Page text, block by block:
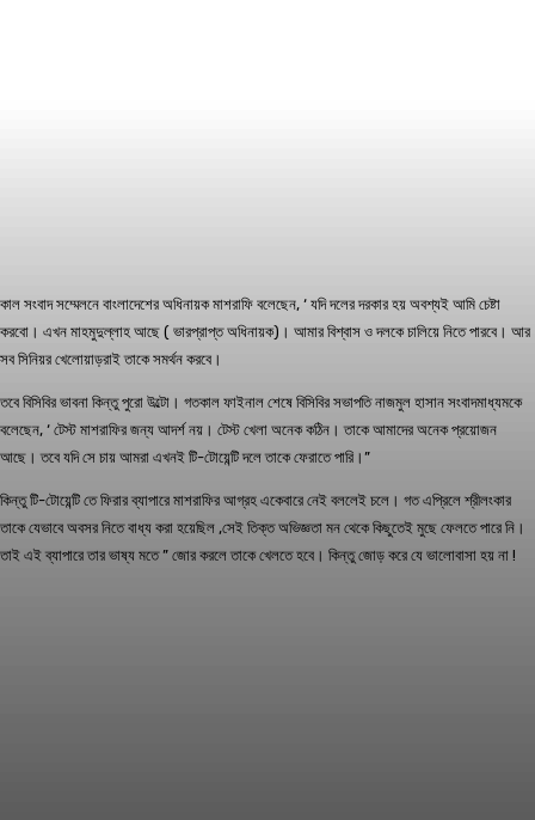
কাল সংবাদ সম্মেলনে বাংলাদেশের অধিনায়ক মাশরাফি বলেছেন, ‘ যদি দলের দরকার হয় অবশ্যই আমি চেষ্টা
করবো। এখন মাহমুদুল্লাহ আছে ( ভারপ্রাপ্ত অধিনায়ক)। আমার বিশ্বাস ও দলকে চালিয়ে নিতে পারবে। আর
সব সিনিয়র খেলোয়াড়রাই তাকে সমর্থন করবে।
তবে বিসিবির ভাবনা কিন্তু পুরো উল্টো। গতকাল ফাইনাল শেষে বিসিবির সভাপতি নাজমুল হাসান সংবাদমাধ্যমকে
বলেছেন, ‘ টেস্ট মাশরাফির জন্য আদর্শ নয়। টেস্ট খেলা অনেক কঠিন। তাকে আমাদের অনেক প্রয়োজন
আছে। তবে যদি সে চায় আমরা এখনই টি-টোয়েন্টি দলে তাকে ফেরাতে পারি।”
কিন্তু টি-টোয়েন্টি তে ফিরার ব্যাপারে মাশরাফির আগ্রহ একেবারে নেই বললেই চলে। গত এপ্রিলে শ্রীলংকার
তাকে যেভাবে অবসর নিতে বাধ্য করা হয়েছিল ,সেই তিক্ত অভিজ্ঞতা মন থেকে কিছুতেই মুছে ফেলতে পারে নি।
তাই এই ব্যাপারে তার ভাষ্য মতে ” জোর করলে তাকে খেলতে হবে। কিন্তু জোড় করে যে ভালোবাসা হয় না !